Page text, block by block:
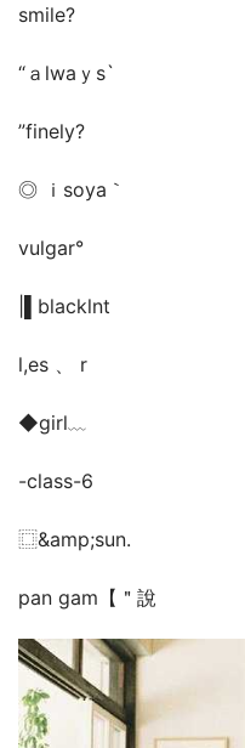
smile?
“ａlwaｙs`
”finely?
◎ ｉsoya｀
vulgar°
|▌blacklnt
l,es 、 r
◆girl﹏
-class-6ゝ
⿴&amp;sun.
pan gam【＂說